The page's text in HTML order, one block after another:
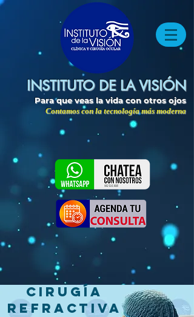
INSTITUTO DE LA VISIÓN
Para que veas la vida con otros ojos
Contamos con la tecnología más moderna
CIRUGÍA
REFRACTIVA